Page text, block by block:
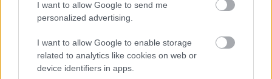
I want to allow Google to send me
personalized advertising.
I want to allow Google to enable storage
related to analytics like cookies on web or
device identifiers in apps.